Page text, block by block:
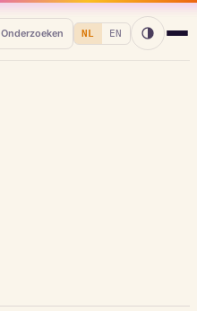
Onderzoeken NL EN